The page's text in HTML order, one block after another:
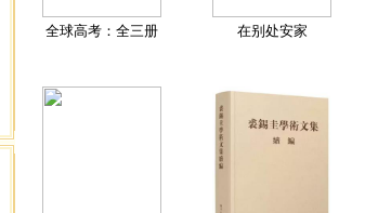
全球高考：全三册 在别处安家